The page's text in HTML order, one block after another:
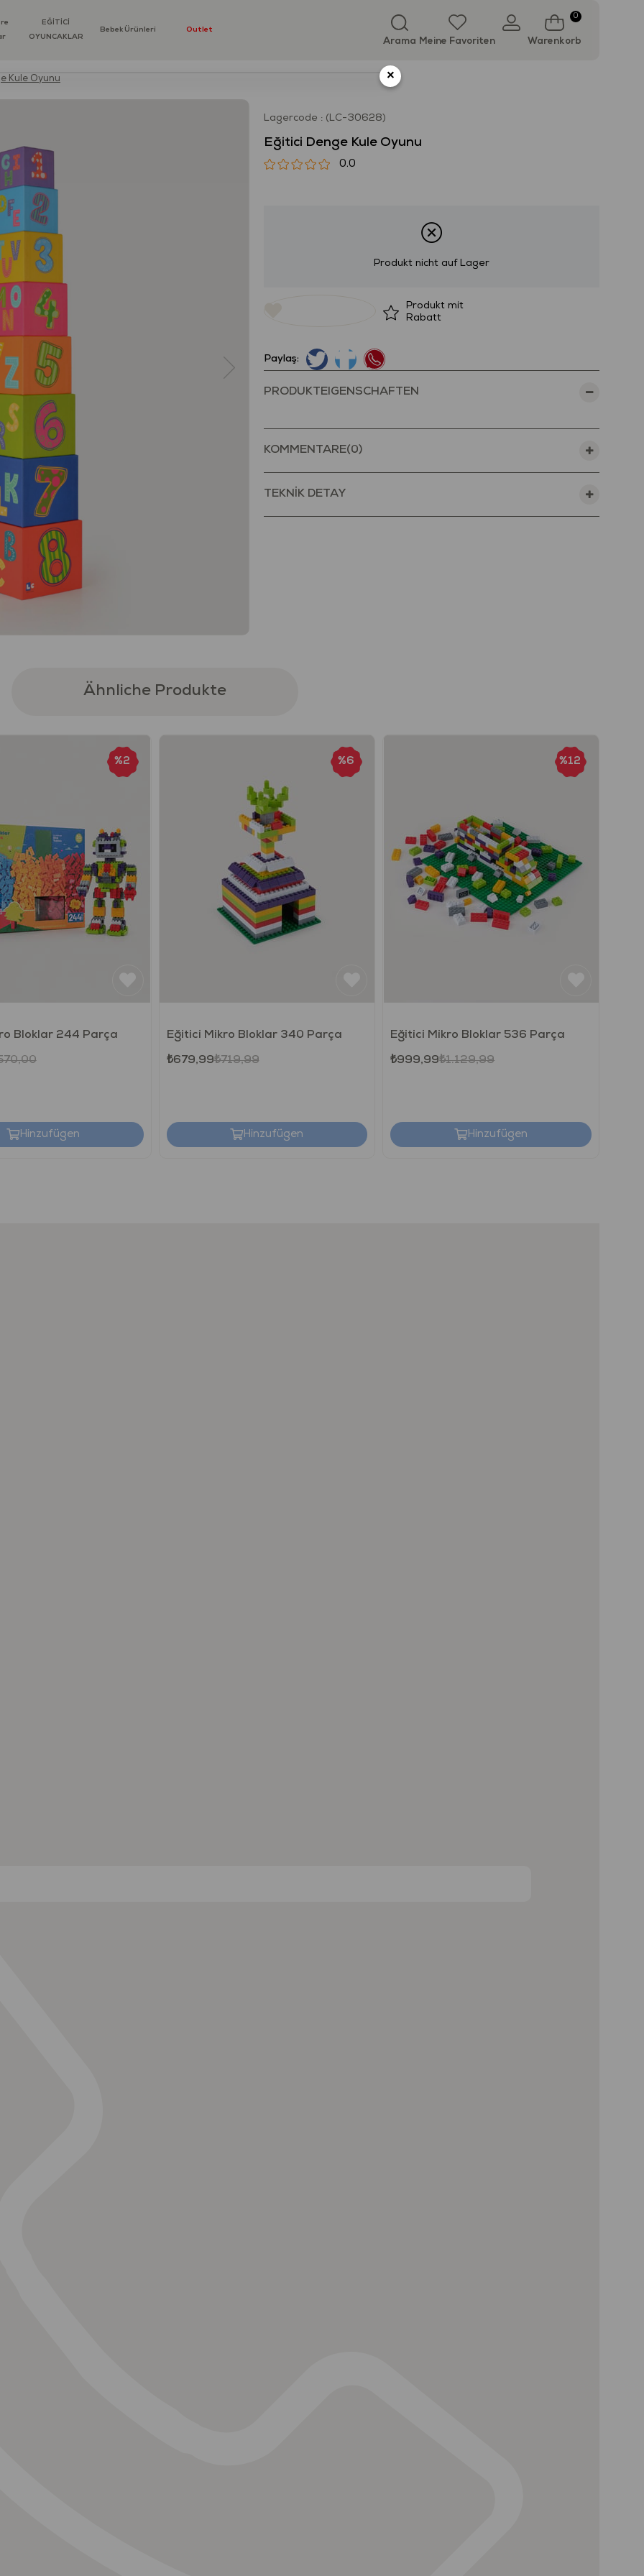
Arama Warenkorb
0
Meine Favoriten
EĞİTİCİ
OYUNCAKLAR
Bebek Ürünleri Outlet
Kule Oyunu
Lagercode (LC-30628)
Eğitici Denge Kule Oyunu
0.0
Produkt nicht auf Lager
Produkt mit
Rabatt
Paylaş:
PRODUKTEIGENSCHAFTEN
KOMMENTARE(0)
TEKNİK DETAY
Ähnliche Produkte
Bloklar 244 Parça
Hinzufügen
%2
Eğitici Mikro Bloklar 340 Parça
₺679,99₺719,99
Hinzufügen
%6
Eğitici Mikro Bloklar 536 Parça
₺999,99₺1.129,99
Hinzufügen
%12
×